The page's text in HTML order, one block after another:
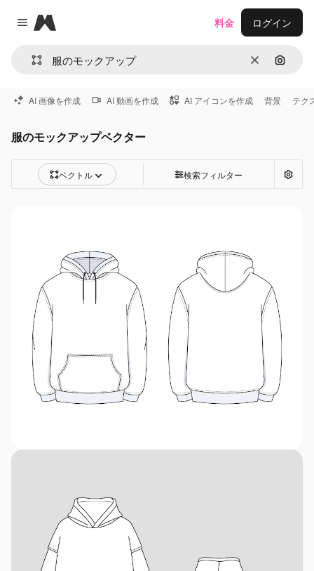
Close menu
Magnific
消去 画像で
料金 ログイン
AI 画像を作成 AI 動画を作成 AI アイコンを作成 背景 テク
服のモックアップベクター
ベクトル 検索フィルター